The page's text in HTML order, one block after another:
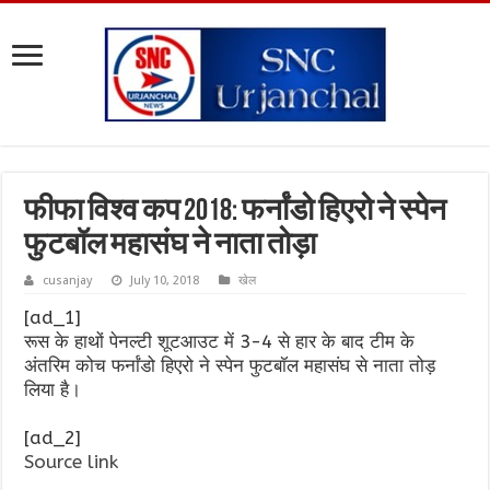
फीफा विश्व कप 2018: फर्नांडो हिएरो ने स्पेन
फुटबॉल महासंघ ने नाता तोड़ा
cusanjay July 10, 2018 खेल
[ad_1]
रूस के हाथों पेनल्टी शूटआउट में 3-4 से हार के बाद टीम के
अंतरिम कोच फर्नांडो हिएरो ने स्पेन फुटबॉल महासंघ से नाता तोड़
लिया है।
[ad_2]
Source link